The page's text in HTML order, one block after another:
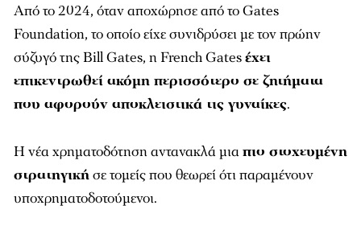
Από το 2024, όταν αποχώρησε από τοGates
Foundation, το οποίο είχε συνιδρύσει με τον πρώην
σύζυγό τηςBill Gates, η French Gatesέχει
επικεντρωθεί ακόμη περισσότερο σε ζητήματα
που αφορούν αποκλειστικά τις γυναίκες.
Η νέα χρηματοδότηση αντανακλά μιαπιο στοχευμένη
στρατηγικήσε τομείς που θεωρεί ότι παραμένουν
υποχρηματοδοτούμενοι.